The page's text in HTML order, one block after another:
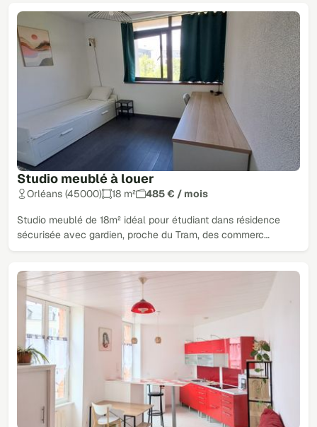
Studio meublé à louer
Orléans (45000) 18 m² 485 € / mois
Studio meublé de 18m² idéal pour étudiant dans résidence
sécurisée avec gardien, proche du Tram, des commerc…